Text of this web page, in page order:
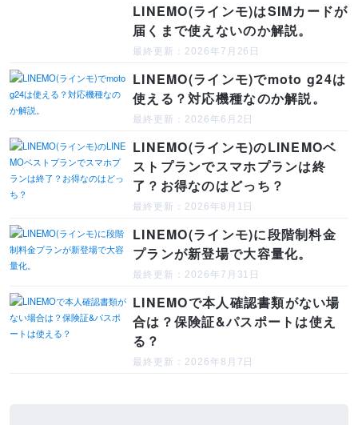
LINEMO(ラインモ)はSIMカードが
届くまで使えないのか解説。
最終更新：2026年7月26日
LINEMO(ラインモ)でmoto g24は
使える？対応機種なのか解説。
最終更新：2026年6月2日
LINEMO(ラインモ)のLINEMOベ
ストプランでスマホプランは終
了？お得なのはどっち？
最終更新：2026年8月1日
LINEMO(ラインモ)に段階制料金
プランが新登場で大容量化。
最終更新：2026年7月31日
LINEMOで本人確認書類がない場
合は？保険証&パスポートは使え
る？
最終更新：2026年8月7日